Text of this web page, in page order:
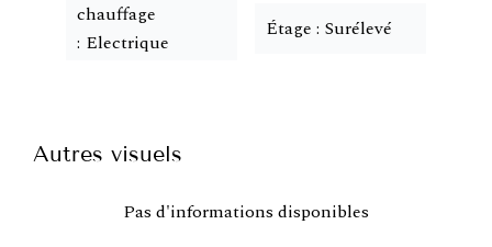
chauffage
Electrique
Étage Surélevé
Autres visuels
Pas d'informations disponibles